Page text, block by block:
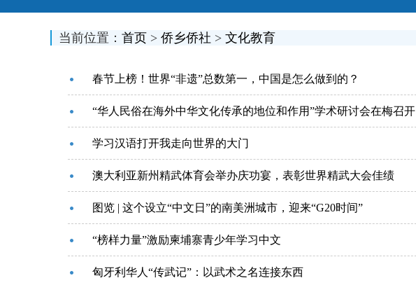
当前位置： 首页 > 侨乡侨社 > 文化教育
春节上榜！世界“非遗”总数第一，中国是怎么做到的？
“华人民俗在海外中华文化传承的地位和作用”学术研讨会在梅召开
学习汉语打开我走向世界的大门
澳大利亚新州精武体育会举办庆功宴，表彰世界精武大会佳绩
图览 | 这个设立“中文日”的南美洲城市，迎来“G20时间”
“榜样力量”激励柬埔寨青少年学习中文
匈牙利华人“传武记”：以武术之名连接东西